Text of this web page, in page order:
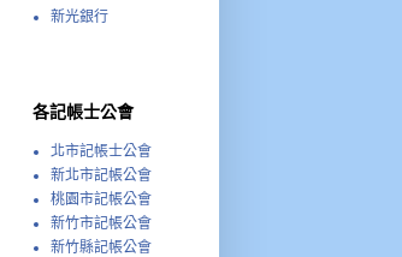
新光銀行
各記帳士公會
北市記帳士公會
新北市記帳公會
桃園市記帳公會
新竹市記帳公會
新竹縣記帳公會